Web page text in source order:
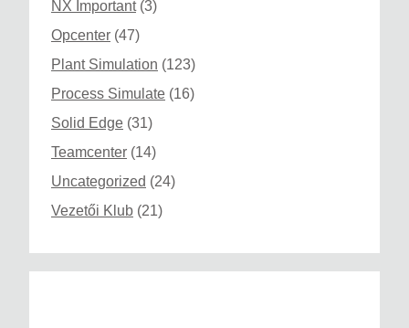
NX Important(3)
Opcenter (47)
Plant Simulation (123)
Process Simulate (16)
Solid Edge (31)
Teamcenter (14)
Uncategorized (24)
Vezetői Klub (21)